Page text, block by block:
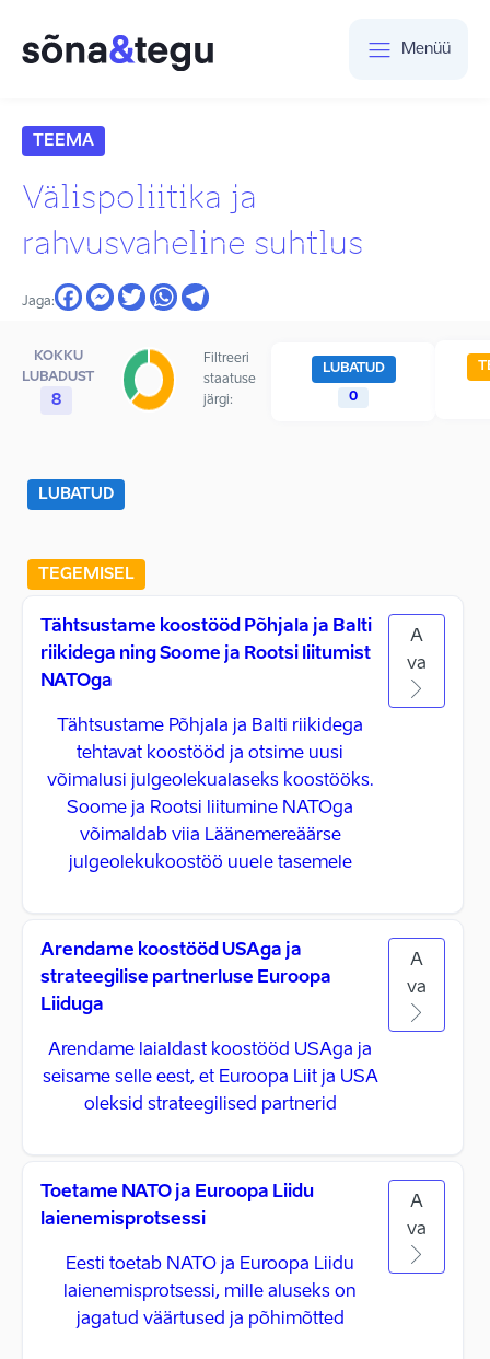
Menüü
TEEMA
Välispoliitika ja
rahvusvaheline suhtlus
Jaga:
KOKKU
LUBADUST
8
Filtreeri
staatuse
järgi:
LUBATUD
0
LUBATUD
TEGEMISEL
Tähtsustame koostööd Põhjala ja Balti
riikidega ning Soome ja Rootsi liitumist
NATOga
Tähtsustame Põhjala ja Balti riikidega
tehtavat koostööd ja otsime uusi
võimalusi julgeolekualaseks koostööks.
Soome ja Rootsi liitumine NATOga
võimaldab viia Läänemereäärse
julgeolekukoostöö uuele tasemele
A
va
Arendame koostööd USAga ja
strateegilise partnerluse Euroopa
Liiduga
Arendame laialdast koostööd USAga ja
seisame selle eest, et Euroopa Liit ja USA
oleksid strateegilised partnerid
A
va
Toetame NATO ja Euroopa Liidu
laienemisprotsessi
Eesti toetab NATO ja Euroopa Liidu
laienemisprotsessi, mille aluseks on
jagatud väärtused ja põhimõtted
A
va